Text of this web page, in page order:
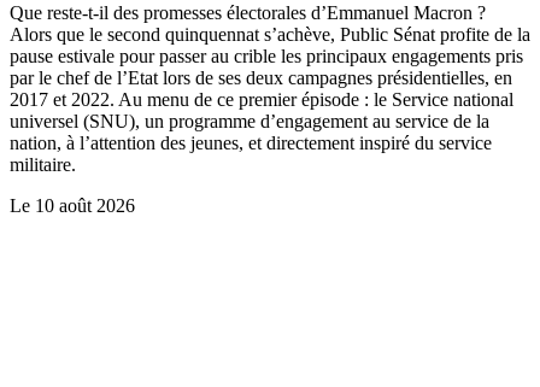
Que reste-t-il des promesses électorales d’Emmanuel Macron ?
Alors que le second quinquennat s’achève, Public Sénat profite de la
pause estivale pour passer au crible les principaux engagements pris
par le chef de l’Etat lors de ses deux campagnes présidentielles, en
2017 et 2022. Au menu de ce premier épisode : le Service national
universel (SNU), un programme d’engagement au service de la
nation, à l’attention des jeunes, et directement inspiré du service
militaire.
Le 10 août 2026